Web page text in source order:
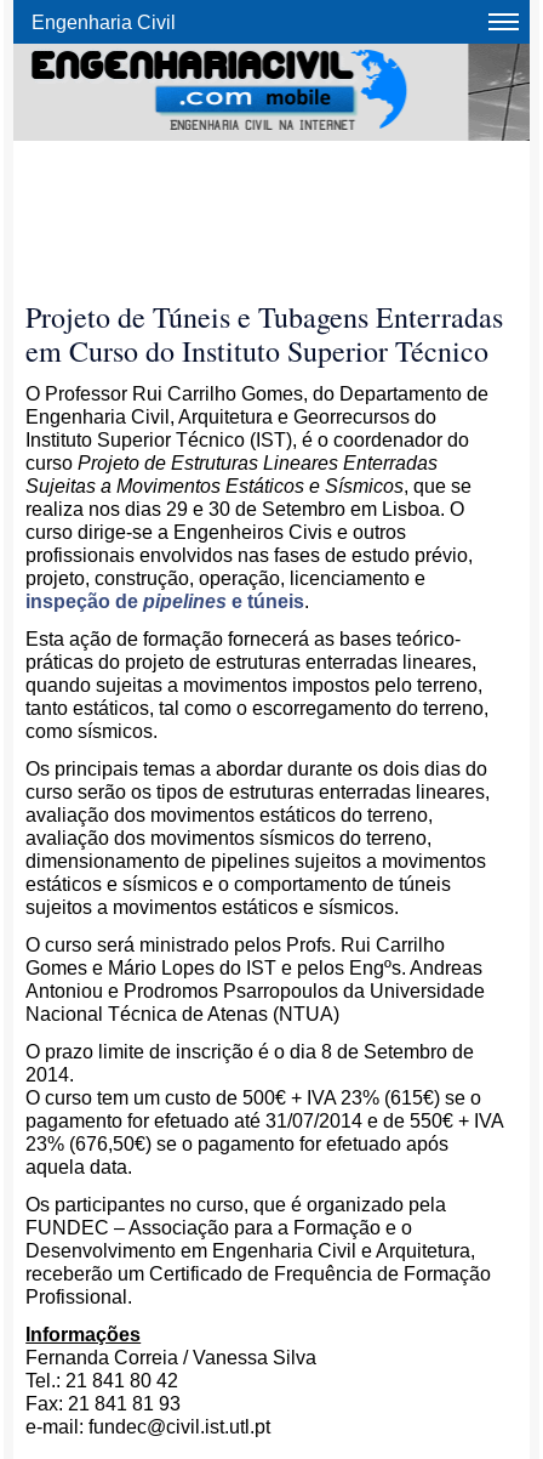
Engenharia Civil
Projeto de Túneis e Tubagens Enterradas
em Curso do Instituto Superior Técnico
O Professor Rui Carrilho Gomes, do Departamento de
Engenharia Civil, Arquitetura e Georrecursos do
Instituto Superior Técnico (IST), é o coordenador do
cursoProjeto de Estruturas Lineares Enterradas
Sujeitas a Movimentos Estáticos e Sísmicos, que se
realiza nos dias 29 e 30 de Setembro em Lisboa. O
curso dirige-se a Engenheiros Civis e outros
profissionais envolvidos nas fases de estudo prévio,
projeto, construção, operação, licenciamento e
inspeção depipelines e túneis.
Esta ação de formação fornecerá as bases teórico-
práticas do projeto de estruturas enterradas lineares,
quando sujeitas a movimentos impostos pelo terreno,
tanto estáticos, tal como o escorregamento do terreno,
como sísmicos.
Os principais temas a abordar durante os dois dias do
curso serão os tipos de estruturas enterradas lineares,
avaliação dos movimentos estáticos do terreno,
avaliação dos movimentos sísmicos do terreno,
dimensionamento de pipelines sujeitos a movimentos
estáticos e sísmicos e o comportamento de túneis
sujeitos a movimentos estáticos e sísmicos.
O curso será ministrado pelos Profs. Rui Carrilho
Gomes e Mário Lopes do IST e pelos Engºs. Andreas
Antoniou e Prodromos Psarropoulos da Universidade
Nacional Técnica de Atenas (NTUA)
O prazo limite de inscrição é o dia 8 de Setembro de
2014.
O curso tem um custo de 500€ + IVA 23% (615€) se o
pagamento for efetuado até 31/07/2014 e de 550€ + IVA
23% (676,50€) se o pagamento for efetuado após
aquela data.
Os participantes no curso, que é organizado pela
FUNDEC – Associação para a Formação e o
Desenvolvimento em Engenharia Civil e Arquitetura,
receberão um Certificado de Frequência de Formação
Profissional.
Informações
Fernanda Correia / Vanessa Silva
Tel.: 21 841 80 42
Fax: 21 841 81 93
e-mail: fundec@civil.ist.utl.pt